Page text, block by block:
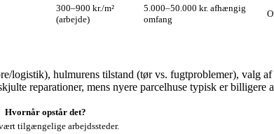
300–900 kr./m²
(arbejde)
5.000–50.000 kr. afhængig
omfang
hulmurens tilstand (tør vs. fugtproblemer), valg
reparationer, mens nyere parcelhuse typisk er billigere
Hvornår opstår det?
tilgængelige arbejdssteder.